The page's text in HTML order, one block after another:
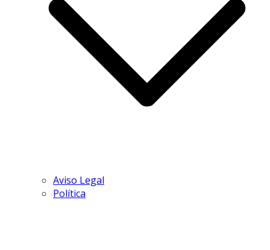
Aviso Legal
Política